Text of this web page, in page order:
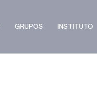
GRUPOS INSTITUTO